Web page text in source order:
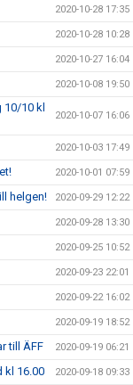
2020-10-28 17:35
2020-10-28 10:28
2020-10-27 16:04
2020-10-08 19:50
10/10 kl
2020-10-07 16:06
2020-10-03 17:49
2020-10-01 07:59
helgen! 2020-09-29 12:22
2020-09-28 13:30
2020-09-25 10:52
2020-09-23 22:01
2020-09-22 16:02
2020-09-19 18:52
till ÄFF 2020-09-19 06:21
kl 16.00 2020-09-18 09:33